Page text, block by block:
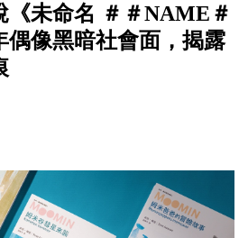
《未命名 ＃＃NAME＃
偶像黑暗社會面，揭露